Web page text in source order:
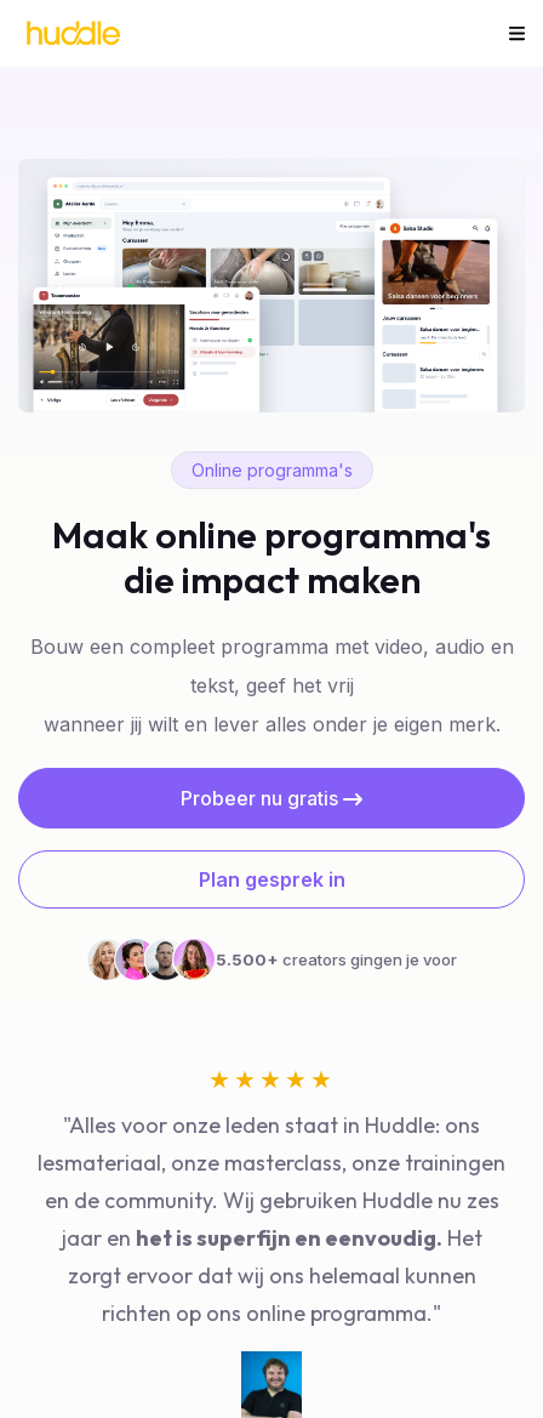
Online programma's
Maak online programma's
die impact maken
Bouw een compleet programma met video, audio en
tekst, geef het vrij
wanneer jij wilt en lever alles onder je eigen merk.
Probeer nu gratis
Plan gesprek in
5.500+ creators gingen je voor
★★★★★
"Alles voor onze leden staat in Huddle: ons
lesmateriaal, onze masterclass, onze trainingen
en de community. Wij gebruiken Huddle nu zes
jaar en het is superfijn en eenvoudig. Het
zorgt ervoor dat wij ons helemaal kunnen
richten op ons online programma."